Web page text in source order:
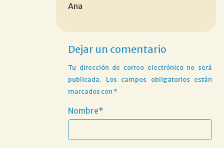
Ana
Dejar un comentario
Tu dirección de correo electrónico no será
publicada.
Los campos obligatorios están
marcados con*
Nombre*